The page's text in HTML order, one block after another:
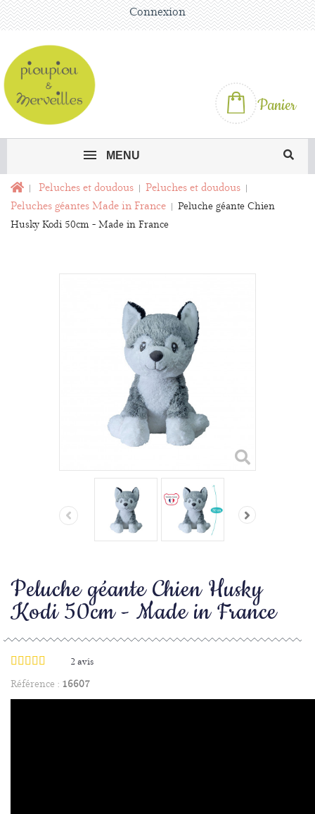
Connexion
Panier
MENU
Peluches et doudous
Peluches et doudous
Peluches géantes Made in France
Peluche géante Chien
Husky Kodi 50cm - Made in France
Peluche géante Chien Husky
Kodi 50cm - Made in France
2avis
Référence : 16607